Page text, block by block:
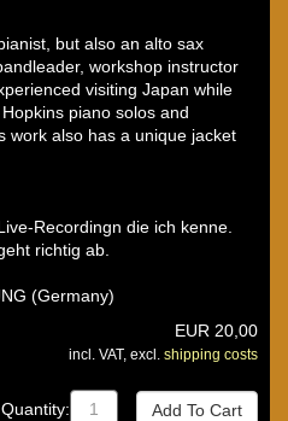
but also an alto sax
workshop instructor
visiting Japan while
piano solos and
work also has a unique jacket
Recordingn die ich kenne.
richtig ab.
(Germany)
EUR 20,00
incl. VAT, excl. shipping costs
Quantity: